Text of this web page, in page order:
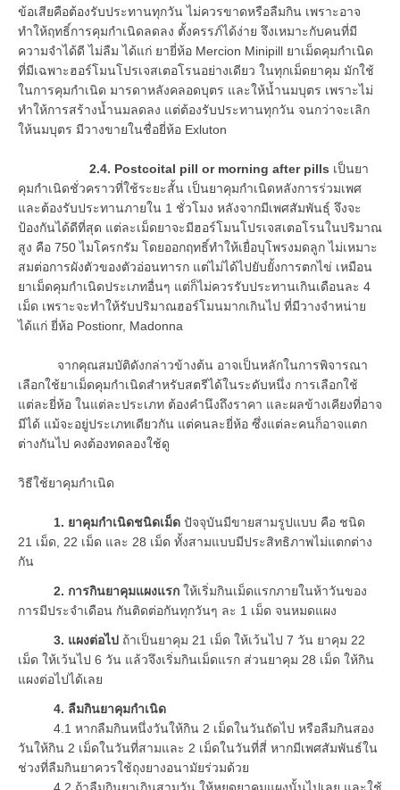
ข้อเสียคือต้องรับประทานทุกวัน ไม่ควรขาดหรือลืมกิน เพราะอาจ
ทำให้ฤทธิ์การคุมกำเนิดลดลง ตั้งครรภ์ได้ง่าย จึงเหมาะกับคนที่มี
ความจำได้ดี ไม่ลืม ได้แก่ ยายี่ห้อ Mercion Minipill ยาเม็ดคุมกำเนิด
ที่มีเฉพาะฮอร์โมนโปรเจสเตอโรนอย่างเดียว ในทุกเม็ดยาคุม มักใช้
ในการคุมกำเนิด มารดาหลังคลอดบุตร และให้น้ำนมบุตร เพราะไม่
ทำให้การสร้างน้ำนมลดลง แต่ต้องรับประทานทุกวัน จนกว่าจะเลิก
ให้นมบุตร มีวางขายในชื่อยี่ห้อ Exluton
2.4. Postcoital pill or morning after pills เป็นยา
คุมกำเนิดชั่วคราวที่ใช้ระยะสั้น เป็นยาคุมกำเนิดหลังการร่วมเพศ
และต้องรับประทานภายใน 1 ชั่วโมง หลังจากมีเพศสัมพันธุ์ จึงจะ
ป้องกันได้ดีที่สุด แต่ละเม็ดยาจะมีฮอร์โมนโปรเจสเตอโรนในปริมาณ
สูง คือ 750 ไมโครกรัม โดยออกฤทธิ์ทำให้เยื่อบุโพรงมดลูก ไม่เหมาะ
สมต่อการผังตัวของตัวอ่อนทารก แต่ไม่ได้ไปยับยั้งการตกไข่ เหมือน
ยาเม็ดคุมกำเนิดประเภทอื่นๆ แต่ก็ไม่ควรรับประทานเกินเดือนละ 4
เม็ด เพราะจะทำให้รับปริมาณฮอร์โมนมากเกินไป ที่มีวางจำหน่าย
ได้แก่ ยี่ห้อ Postionr, Madonna
จากคุณสมบัติดังกล่าวข้างต้น อาจเป็นหลักในการพิจารณา
เลือกใช้ยาเม็ดคุมกำเนิดสำหรับสตรีได้ในระดับหนึ่ง การเลือกใช้
แต่ละยี่ห้อ ในแต่ละประเภท ต้องคำนึงถึงราคา และผลข้างเคียงที่อาจ
มีได้ แม้จะอยู่ประเภทเดียวกัน แต่คนละยี่ห้อ ซึ่งแต่ละคนก็อาจแตก
ต่างกันไป คงต้องทดลองใช้ดู
วิธีใช้ยาคุมกำเนิด
1. ยาคุมกำเนิดชนิดเม็ด ปัจจุบันมีขายสามรูปแบบ คือ ชนิด
21 เม็ด, 22 เม็ด และ 28 เม็ด ทั้งสามแบบมีประสิทธิภาพไม่แตกต่าง
กัน
2. การกินยาคุมแผงแรก ให้เริ่มกินเม็ดแรกภายในห้าวันของ
การมีประจำเดือน กันติดต่อกันทุกวันๆ ละ 1 เม็ด จนหมดแผง
3. แผงต่อไป ถ้าเป็นยาคุม 21 เม็ด ให้เว้นไป 7 วัน ยาคุม 22
เม็ด ให้เว้นไป 6 วัน แล้วจึงเริ่มกินเม็ดแรก ส่วนยาคุม 28 เม็ด ให้กิน
แผงต่อไปได้เลย
4. ลืมกินยาคุมกำเนิด
4.1 หากลืมกินหนึ่งวันให้กิน 2 เม็ดในวันถัดไป หรือลืมกินสอง
วันให้กิน 2 เม็ดในวันที่สามและ 2 เม็ดในวันที่สี่ หากมีเพศสัมพันธ์ใน
ช่วงที่ลืมกินยาควรใช้ถุงยางอนามัยร่วมด้วย